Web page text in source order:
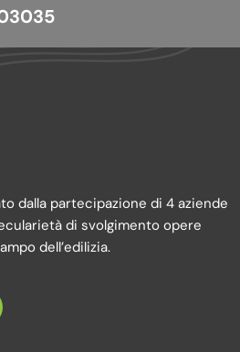
dalla partecipazione di 4 aziende
di svolgimento opere
dell’edilizia.